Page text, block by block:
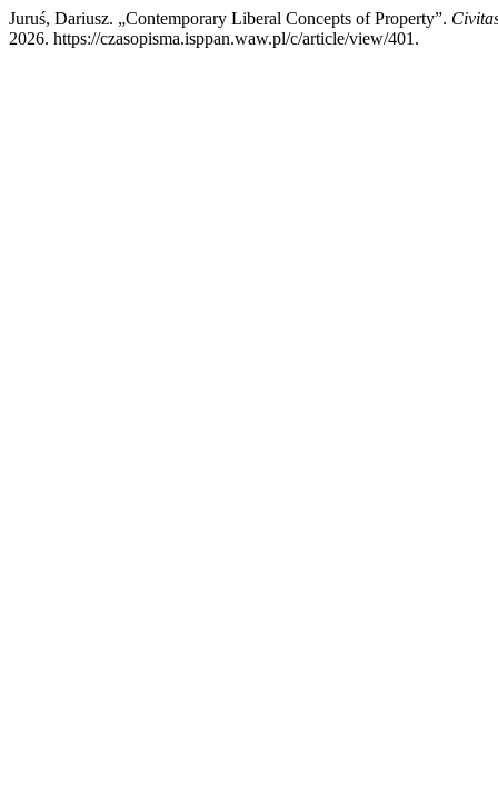
Juruś, Dariusz. „Contemporary Liberal Concepts of Property”.
2026. https://czasopisma.isppan.waw.pl/c/article/view/401.